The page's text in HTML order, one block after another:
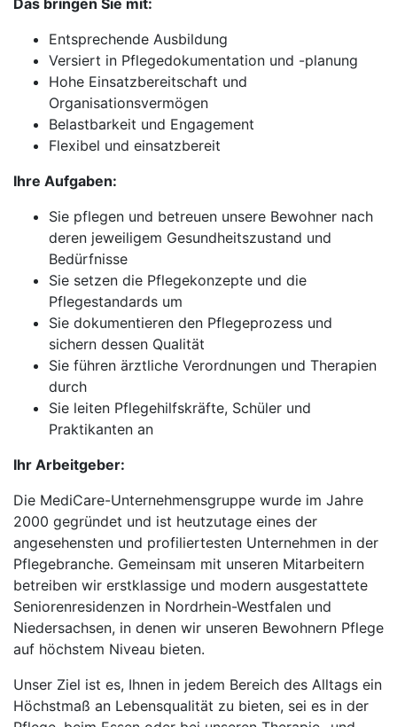
Das bringen Sie mit:
Entsprechende Ausbildung
Versiert in Pflegedokumentation und -planung
Hohe Einsatzbereitschaft und
Organisationsvermögen
Belastbarkeit und Engagement
Flexibel und einsatzbereit
Ihre Aufgaben:
Sie pflegen und betreuen unsere Bewohner nach
deren jeweiligem Gesundheitszustand und
Bedürfnisse
Sie setzen die Pflegekonzepte und die
Pflegestandards um
Sie dokumentieren den Pflegeprozess und
sichern dessen Qualität
Sie führen ärztliche Verordnungen und Therapien
durch
Sie leiten Pflegehilfskräfte, Schüler und
Praktikanten an
Ihr Arbeitgeber:
Die MediCare-Unternehmensgruppe wurde im Jahre
2000 gegründet und ist heutzutage eines der
angesehensten und profiliertesten Unternehmen in der
Pflegebranche. Gemeinsam mit unseren Mitarbeitern
betreiben wir erstklassige und modern ausgestattete
Seniorenresidenzen in Nordrhein-Westfalen und
Niedersachsen, in denen wir unseren Bewohnern Pflege
auf höchstem Niveau bieten.
Unser Ziel ist es, Ihnen in jedem Bereich des Alltags ein
Höchstmaß an Lebensqualität zu bieten, sei es in der